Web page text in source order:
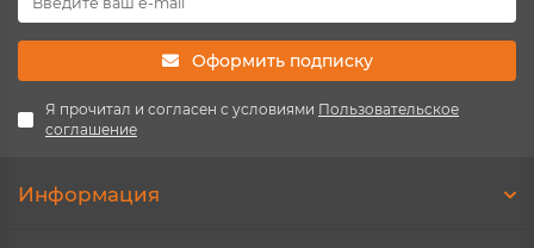
Оформить подписку
Я прочитал и согласен с условиями Пользовательское
соглашение
Информация